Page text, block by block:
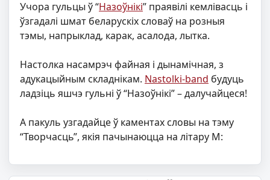
Учора гульцы ў “Назоўнікі” праявілі кемлівасць і
ўзгадалі шмат беларускіх словаў на розныя
тэмы, напрыклад, карак, асалода, лытка.
Настолка насамрэч файная і дынамічная, з
адукацыйным складнікам. Nastolki-band будуць
ладзіць яшчэ гульні ў “Назоўнікі” – далучайцеся!
А пакуль узгадайце ў каментах словы на тэму
“Творчасць”, якія пачынаюцца на літару М: